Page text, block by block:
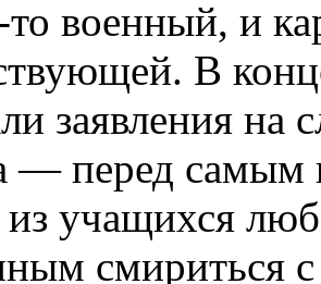
то военный, и
В
заявления на
— перед
учащихся
смириться